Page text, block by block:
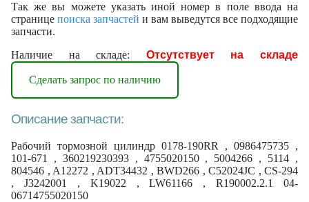
Так же вы можете указать иной номер в поле ввода на
странице поиска запчастей и вам выведутся все подходящие
запчасти.
Наличие на складе: Отсутствует на складе
Сделать запрос по наличию
Описание запчасти:
Рабочий тормозной цилиндр 0178-190RR , 0986475735 ,
101-671 , 360219230393 , 4755020150 , 5004266 , 5114 ,
804546 , A12272 , ADT34432 , BWD266 , C52024JC , CS-294
, J3242001 , K19022 , LW61166 , R190002.2.1 04-
06714755020150